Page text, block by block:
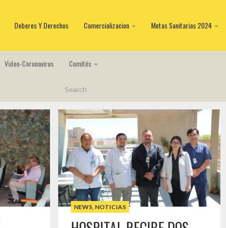
Deberes Y Derechos Comercializacion Metas Sanitarias 2024
Video-Coronavirus Comités
NEWS NOTICIAS